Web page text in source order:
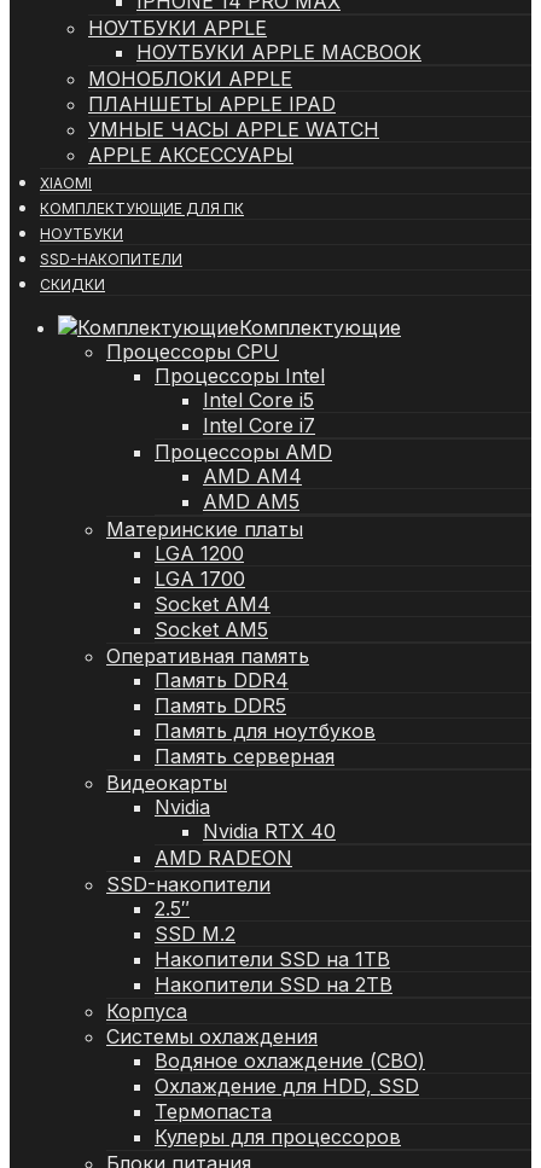
НОУТБУКИ APPLE
НОУТБУКИ APPLE MACBOOK
МОНОБЛОКИ APPLE
ПЛАНШЕТЫ APPLE IPAD
УМНЫЕ ЧАСЫ APPLE WATCH
APPLE АКСЕССУАРЫ
XIAOMI
КОМПЛЕКТУЮЩИЕ ДЛЯ ПК
НОУТБУКИ
SSD-НАКОПИТЕЛИ
СКИДКИ
Комплектующие
Процессоры CPU
Процессоры Intel
Intel Core i5
Intel Core i7
Процессоры AMD
AMD AM4
AMD AM5
Материнские платы
LGA 1200
LGA 1700
Socket AM4
Socket AM5
Оперативная память
Память DDR4
Память DDR5
Память для ноутбуков
Память серверная
Видеокарты
Nvidia
Nvidia RTX 40
AMD RADEON
SSD-накопители
2.5″
SSD M.2
Накопители SSD на 1TB
Накопители SSD на 2TB
Корпуса
Системы охлаждения
Водяное охлаждение (СВО)
Охлаждение для HDD, SSD
Термопаста
Кулеры для процессоров
Блоки питания